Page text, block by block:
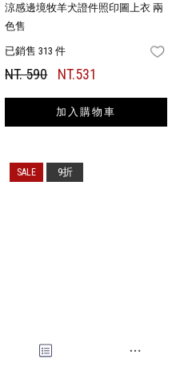
FAVORITES
涼感邊境牧羊犬證件照印圖上衣 兩
色售
已銷售 313 件
NT. 590 NT.531
加入購物車
9折